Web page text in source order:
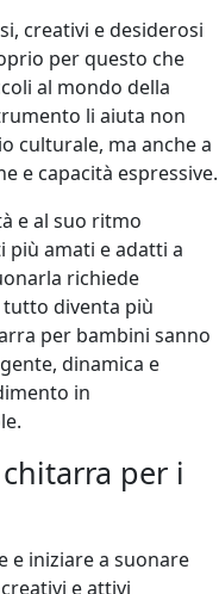
creativi e desiderosi
per questo che
al mondo della
li aiuta non
culturale, ma anche a
e capacità espressive.
e al suo ritmo
più amati e adatti a
richiede
diventa più
per bambini sanno
dinamica e
in
per i
e iniziare a suonare
e attivi